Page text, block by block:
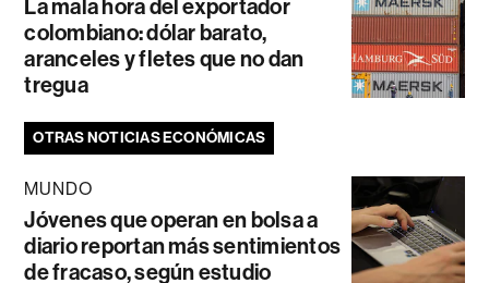
La mala hora del exportador
colombiano: dólar barato,
aranceles y fletes que no dan
tregua
OTRAS NOTICIAS ECONÓMICAS
MUNDO
Jóvenes que operan en bolsa a
diario reportan más sentimientos
de fracaso, según estudio